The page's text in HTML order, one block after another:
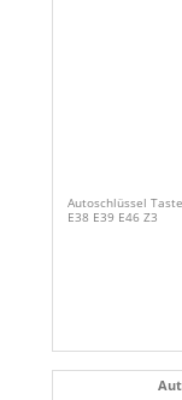
Autoschlüssel
E38 E39 E46 Z3